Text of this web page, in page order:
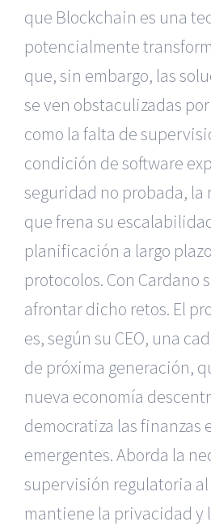
que Blockchain es una
potencialmente
que, sin embargo, las
se ven obstaculizadas
como la falta de
condición de software
seguridad no probada, la
que frena su
planificación a largo
protocolos. Con Cardano
afrontar dicho retos. El
es, según su CEO, una
de próxima generación,
nueva economía
democratiza las finanzas
emergentes. Aborda la
supervisión regulatoria
mantiene la privacidad y